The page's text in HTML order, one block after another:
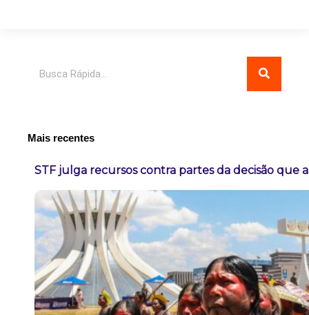
Mais recentes
STF julga recursos contra partes da decisão que